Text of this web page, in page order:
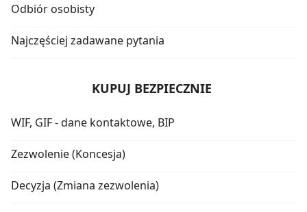
Odbiór osobisty
Najczęściej zadawane pytania
KUPUJ BEZPIECZNIE
WIF, GIF - dane kontaktowe, BIP
Zezwolenie (Koncesja)
Decyzja (Zmiana zezwolenia)